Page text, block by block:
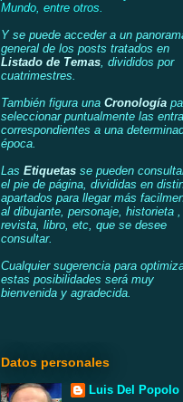
Mundo, entre otros.
Y se puede acceder a un
general de los posts tratados en
Listado de Temas, divididos por
cuatrimestres.
También figura una Cronología
seleccionar puntualmente las
correspondientes a una
época.
Las Etiquetas se pueden
el pie de página, divididas en
apartados para llegar más
al dibujante, personaje, historieta ,
revista, libro, etc, que se desee
consultar.
Cualquier sugerencia para
estas posibilidades será muy
bienvenida y agradecida.
Datos personales
Luis Del Popolo